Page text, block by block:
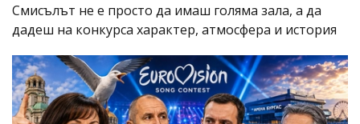
Смисълът не е просто да имаш голяма зала, а да
дадеш на конкурса характер, атмосфера и история